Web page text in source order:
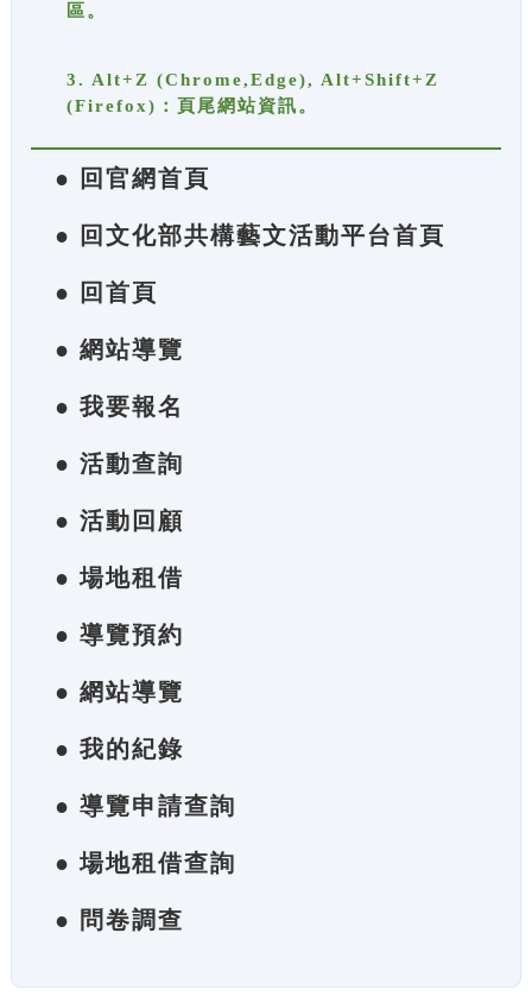
區。
3. Alt+Z (Chrome,Edge), Alt+Shift+Z
(Firefox)：頁尾網站資訊。
● 回官網首頁
● 回文化部共構藝文活動平台首頁
● 回首頁
● 網站導覽
● 我要報名
● 活動查詢
● 活動回顧
● 場地租借
● 導覽預約
● 網站導覽
● 我的紀錄
● 導覽申請查詢
● 場地租借查詢
● 問卷調查